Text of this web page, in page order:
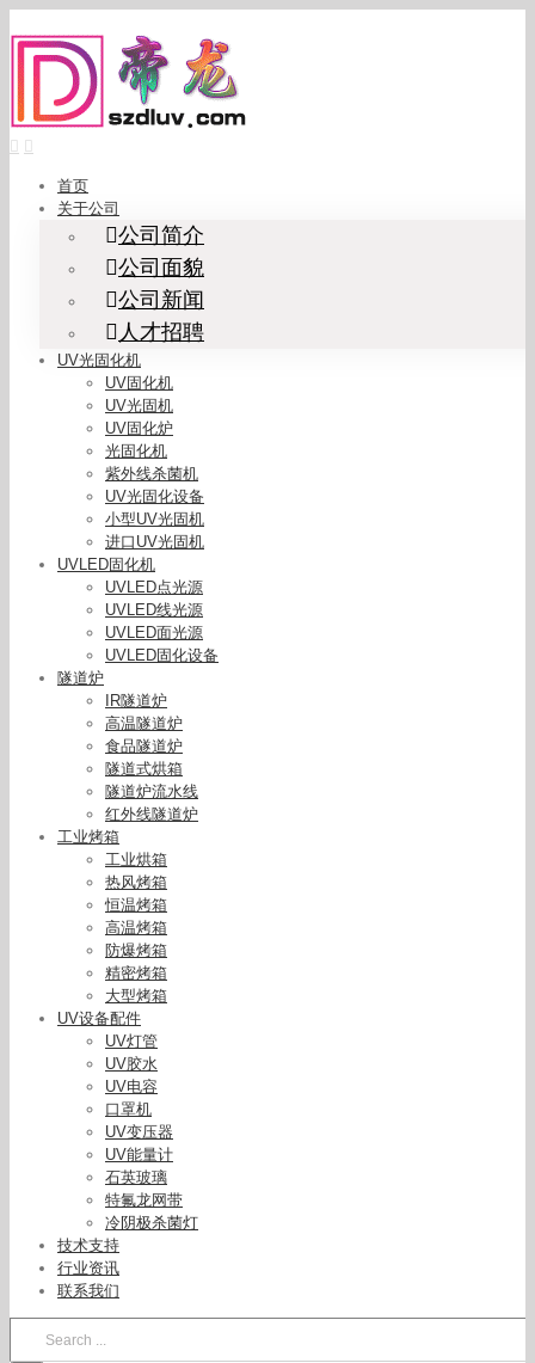
to
content
首页
关于公司
公司简介
公司面貌
公司新闻
人才招聘
UV光固化机
UV固化机
UV光固机
UV固化炉
光固化机
紫外线杀菌机
UV光固化设备
小型UV光固机
进口UV光固机
UVLED固化机
UVLED点光源
UVLED线光源
UVLED面光源
UVLED固化设备
隧道炉
IR隧道炉
高温隧道炉
食品隧道炉
隧道式烘箱
隧道炉流水线
红外线隧道炉
工业烤箱
工业烘箱
热风烤箱
恒温烤箱
高温烤箱
防爆烤箱
精密烤箱
大型烤箱
UV设备配件
UV灯管
UV胶水
UV电容
口罩机
UV变压器
UV能量计
石英玻璃
特氟龙网带
冷阴极杀菌灯
技术支持
行业资讯
联系我们